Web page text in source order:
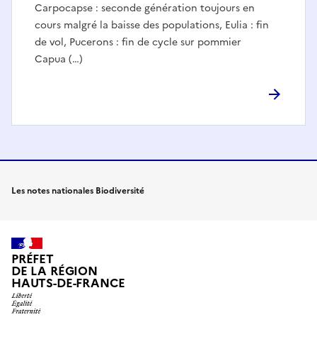
Carpocapse : seconde génération toujours en
cours malgré la baisse des populations, Eulia : fin
de vol, Pucerons : fin de cycle sur pommier
Capua (…)
Les notes nationales Biodiversité
PRÉFET
DE LA RÉGION
HAUTS-DE-FRANCE